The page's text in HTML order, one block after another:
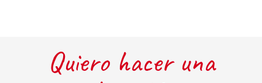
Quiero hacer una